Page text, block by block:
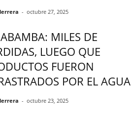
- octubre 27, 2025
MILES DE
LUEGO QUE
FUERON
POR EL AGUA
- octubre 23, 2025